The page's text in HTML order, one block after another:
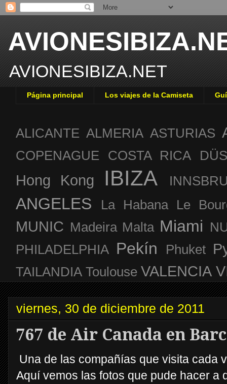
AVIONESIBIZA.NET
Página principal Los viajes de la Camiseta
ALICANTE ALMERIA ASTURIAS
COPENAGUE COSTA RICA
Hong Kong IBIZA
ANGELES La Habana Le
MUNIC Madeira Malta Miami
PHILADELPHIA Pekín Phuket
TAILANDIA Toulouse VALENCIA
viernes, 30 de diciembre de 2011
767 de Air Canada en
Una de las compañías que visita cada
Aquí vemos las fotos que pude hacer a